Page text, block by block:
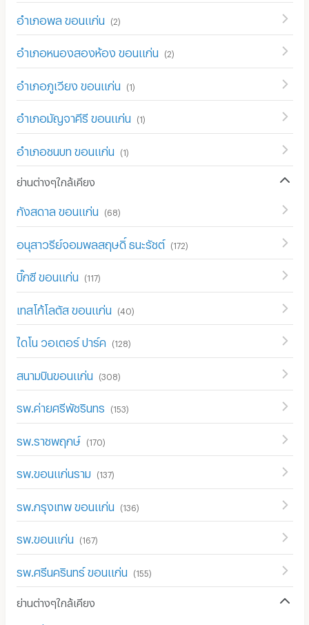
อำเภอพล ขอนแก่น (2)
อำเภอหนองสองห้อง ขอนแก่น (2)
อำเภอภูเวียง ขอนแก่น (1)
อำเภอมัญจาคีรี ขอนแก่น (1)
อำเภอชนบท ขอนแก่น (1)
ย่านต่างๆใกล้เคียง
กังสดาล ขอนแก่น (68)
อนุสาวรีย์จอมพลสฤษดิ์ ธนะรัชต์ (172)
บิ๊กซี ขอนแก่น (117)
เทสโก้โลตัส ขอนแก่น (40)
ไดโน วอเตอร์ ปาร์ค (128)
สนามบินขอนแก่น (308)
รพ.ค่ายศรีพัชรินทร (153)
รพ.ราชพฤกษ์ (170)
รพ.ขอนแก่นราม (137)
รพ.กรุงเทพ ขอนแก่น (136)
รพ.ขอนแก่น (167)
รพ.ศรีนครินทร์ ขอนแก่น (155)
ย่านต่างๆใกล้เคียง